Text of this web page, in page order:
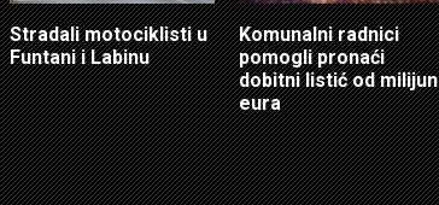
Stradali motociklisti u
Funtani i Labinu
Komunalni radnici
pomogli pronaći
dobitni listić od milijun
eura